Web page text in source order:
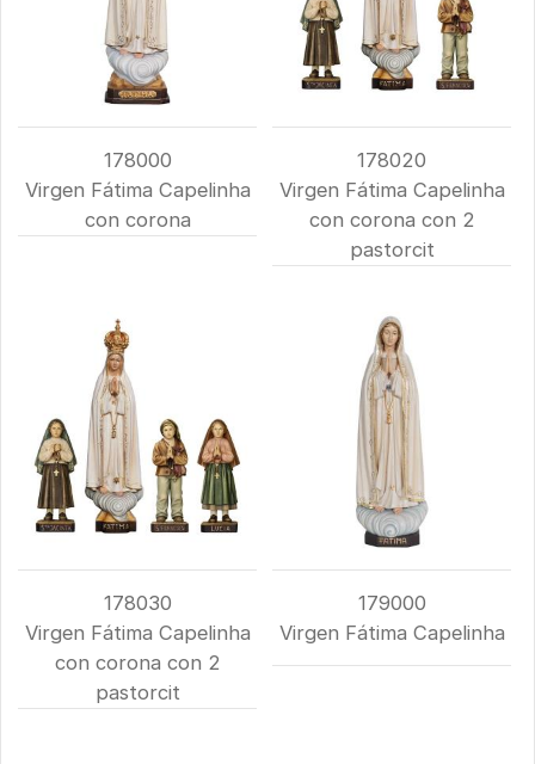
178000
Virgen Fátima Capelinha
con corona
178020
Virgen Fátima Capelinha
con corona con 2
pastorcit
178030
Virgen Fátima Capelinha
con corona con 2
pastorcit
179000
Virgen Fátima Capelinha